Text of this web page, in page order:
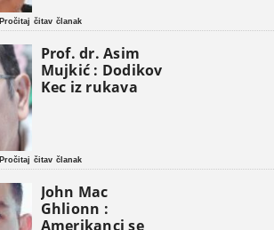
Pročitaj čitav članak
Prof. dr. Asim
Mujkić : Dodikov
Kec iz rukava
Pročitaj čitav članak
John Mac
Ghlionn :
Amerikanci se